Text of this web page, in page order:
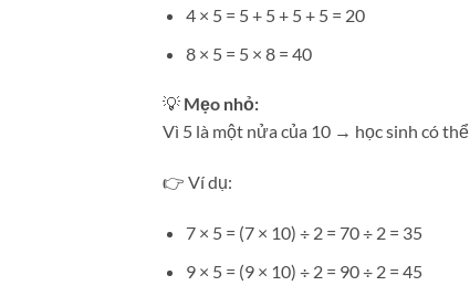
4 × 5 = 5 + 5 + 5 + 5 = 20
8 × 5 = 5 × 8 = 40
💡 Mẹo nhỏ:
Vì 5 là một nửa của 10 → học sinh có thể
👉 Ví dụ:
7 × 5 = (7 × 10) ÷ 2 = 70 ÷ 2 = 35
9 × 5 = (9 × 10) ÷ 2 = 90 ÷ 2 = 45